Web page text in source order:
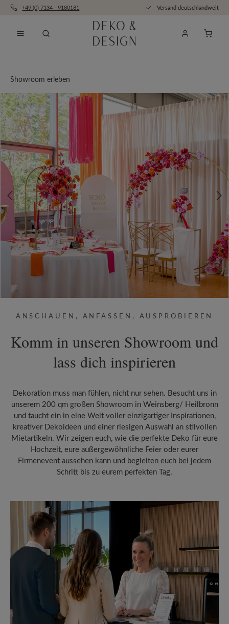
Zum Hauptinhalt springen
+49 (0) 7134 - 9180181 Versand deutschlandweit
Showroom erleben
Bildergalerie überspringen
ANSCHAUEN, ANFASSEN, AUSPROBIEREN
Komm in unseren Showroom und
lass dich inspirieren
Dekoration muss man fühlen, nicht nur sehen. Besucht uns in
unserem 200 qm großen Showroom in Weinsberg/ Heilbronn
und taucht ein in eine Welt voller einzigartiger Inspirationen,
kreativer Dekoideen und einer riesigen Auswahl an stilvollen
Mietartikeln. Wir zeigen euch, wie die perfekte Deko für eure
Hochzeit, eure außergewöhnliche Feier oder eurer
Firmenevent aussehen kann und begleiten euch bei jedem
Schritt bis zu eurem perfekten Tag.